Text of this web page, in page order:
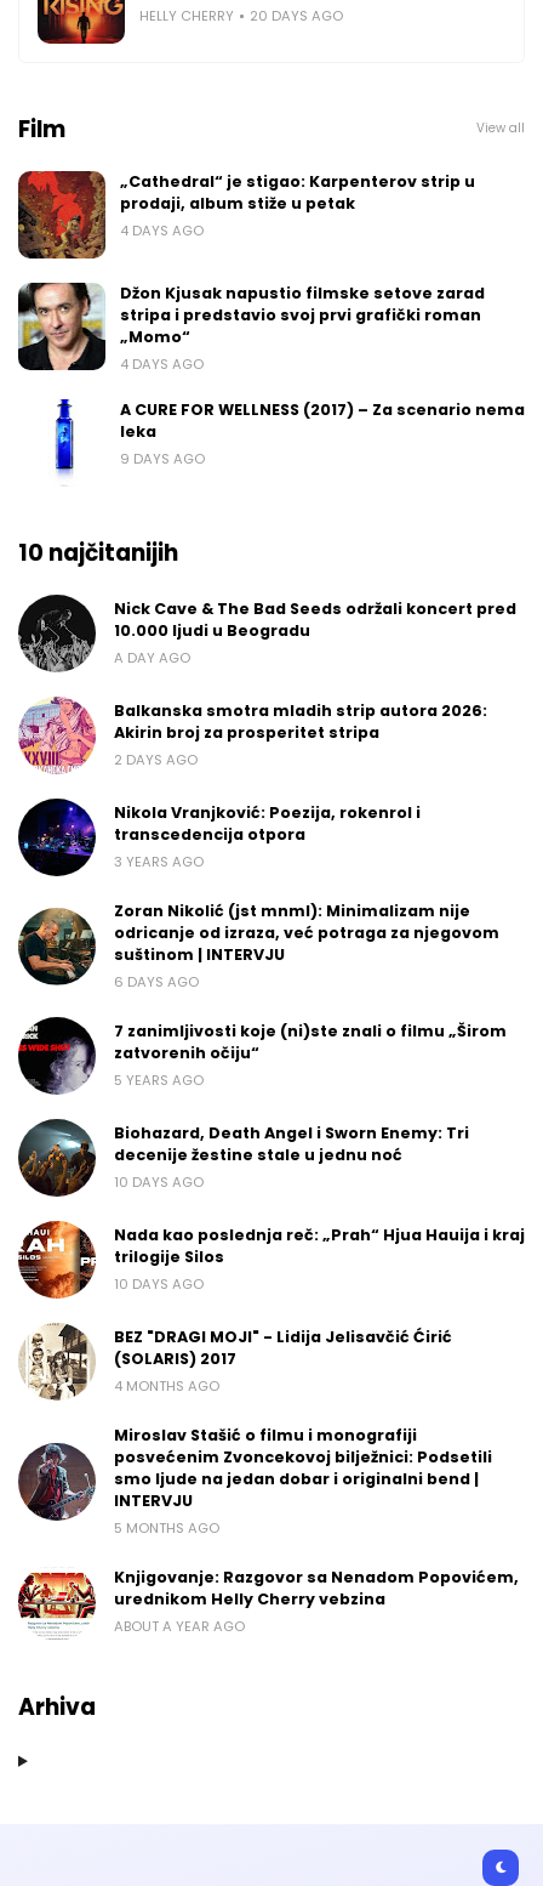
HELLY CHERRY 20 DAYS AGO
Film View all
„Cathedral“ je stigao: Karpenterov strip u
prodaji, album stiže u petak
4 DAYS AGO
Džon Kjusak napustio filmske setove zarad
stripa i predstavio svoj prvi grafički roman
„Momo“
4 DAYS AGO
A CURE FOR WELLNESS (2017) – Za scenario nema
leka
9 DAYS AGO
10 najčitanijih
Nick Cave & The Bad Seeds održali koncert pred
10.000 ljudi u Beogradu
A DAY AGO
Balkanska smotra mladih strip autora 2026:
Akirin broj za prosperitet stripa
2 DAYS AGO
Nikola Vranjković: Poezija, rokenrol i
transcedencija otpora
3 YEARS AGO
Zoran Nikolić (jst mnml): Minimalizam nije
odricanje od izraza, već potraga za njegovom
suštinom | INTERVJU
6 DAYS AGO
7 zanimljivosti koje (ni)ste znali o filmu „Širom
zatvorenih očiju“
5 YEARS AGO
Biohazard, Death Angel i Sworn Enemy: Tri
decenije žestine stale u jednu noć
10 DAYS AGO
Nada kao poslednja reč: „Prah“ Hjua Hauija i kraj
trilogije Silos
10 DAYS AGO
BEZ "DRAGI MOJI" - Lidija Jelisavčić Ćirić
(SOLARIS) 2017
4 MONTHS AGO
Miroslav Stašić o filmu i monografiji
posvećenim Zvoncekovoj bilježnici: Podsetili
smo ljude na jedan dobar i originalni bend |
INTERVJU
5 MONTHS AGO
Knjigovanje: Razgovor sa Nenadom Popovićem,
urednikom Helly Cherry vebzina
ABOUT A YEAR AGO
Arhiva